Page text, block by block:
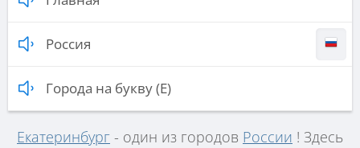
Россия
Города на букву (Е)
Екатеринбург - один из городов России ! Здесь